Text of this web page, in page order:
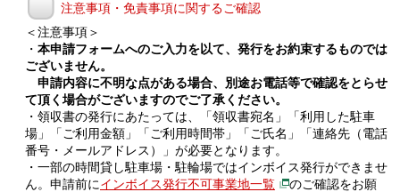
注意事項・免責事項に関するご確認
＜注意事項＞
・ 本申請フォームへのご入力を以て、発行をお約束するものでは
ございません。
申請内容に不明な点がある場合、別途お電話等で確認をとらせ
て頂く場合がございますのでご了承ください。
・領収書の発行にあたっては、「領収書宛名」「利用した駐車
場」「ご利用金額」「ご利用時間帯」「ご氏名」「連絡先（電話
番号・メールアドレス）」が必要となります。
・一部の時間貸し駐車場・駐輪場ではインボイス発行ができませ
ん。申請前にインボイス発行不可事業地一覧
のご確認をお願